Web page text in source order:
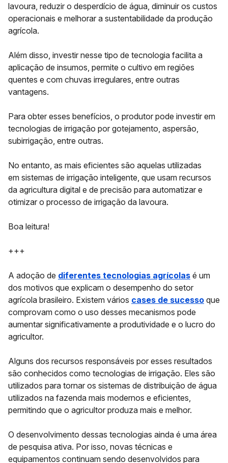
lavoura, reduzir o desperdício de água, diminuir os custos
operacionais e melhorar a sustentabilidade da produção
agrícola.
Além disso, investir nesse tipo de tecnologia facilita a
aplicação de insumos, permite o cultivo em regiões
quentes e com chuvas irregulares, entre outras
vantagens.
Para obter esses benefícios, o produtor pode investir em
tecnologias de irrigação por gotejamento, aspersão,
subirrigação, entre outras.
No entanto, as mais eficientes são aquelas utilizadas
em sistemas de irrigação inteligente, que usam recursos
da agricultura digital e de precisão para automatizar e
otimizar o processo de irrigação da lavoura.
Boa leitura!
+++
A adoção de diferentes tecnologias agrícolas é um
dos motivos que explicam o desempenho do setor
agrícola brasileiro. Existem vários cases de sucesso que
comprovam como o uso desses mecanismos pode
aumentar significativamente a produtividade e o lucro do
agricultor.
Alguns dos recursos responsáveis por esses resultados
são conhecidos como tecnologias de irrigação. Eles são
utilizados para tornar os sistemas de distribuição de água
utilizados na fazenda mais modernos e eficientes,
permitindo que o agricultor produza mais e melhor.
O desenvolvimento dessas tecnologias ainda é uma área
de pesquisa ativa. Por isso, novas técnicas e
equipamentos continuam sendo desenvolvidos para